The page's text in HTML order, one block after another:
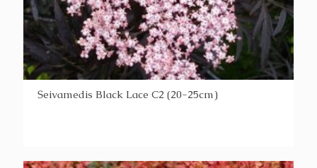
Šeivamedis Black Lace C2 (20-25cm)